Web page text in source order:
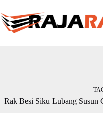
to
content
Rak Besi Siku Lubang Susun